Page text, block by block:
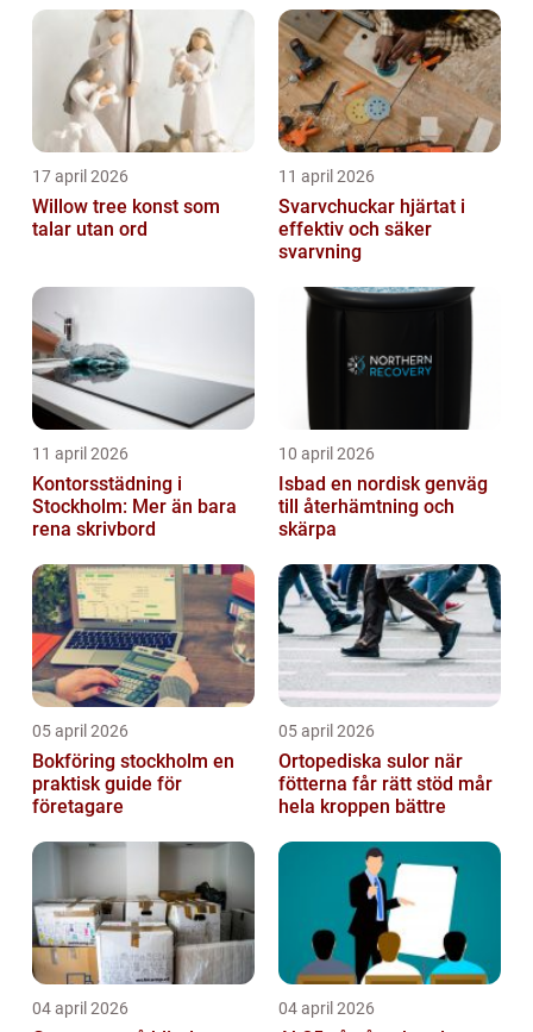
17 april 2026
Willow tree konst som
talar utan ord
11 april 2026
Svarvchuckar hjärtat i
effektiv och säker
svarvning
11 april 2026
Kontorsstädning i
Stockholm: Mer än bara
rena skrivbord
10 april 2026
Isbad en nordisk genväg
till återhämtning och
skärpa
05 april 2026
Bokföring stockholm en
praktisk guide för
företagare
05 april 2026
Ortopediska sulor när
fötterna får rätt stöd mår
hela kroppen bättre
04 april 2026 04 april 2026